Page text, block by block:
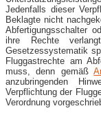
Jedenfalls dieser
Beklagte nicht
Abfertigungsschalter
ihre Rechte
Gesetzessystematik
Fluggastrechte am
muss, denn gemäß
anzubringenden
Verpflichtung der
Verordnung